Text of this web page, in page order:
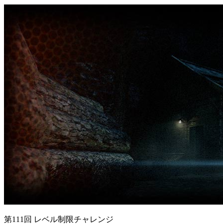
第111回 レベル制限チャレンジ